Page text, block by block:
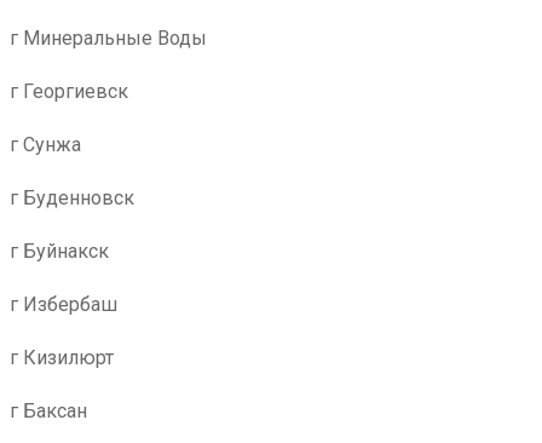
г Минеральные Воды
г Георгиевск
г Сунжа
г Буденновск
г Буйнакск
г Избербаш
г Кизилюрт
г Баксан